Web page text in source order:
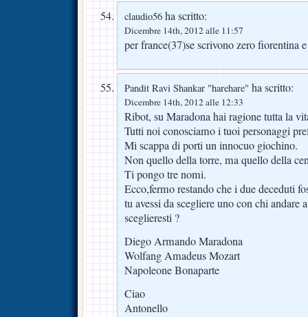
claudio56 ha scritto:
Dicembre 14th, 2012 alle 11:57
per france(37)se scrivono zero fiorentina
Pandit Ravi Shankar "harehare" ha scritto:
Dicembre 14th, 2012 alle 12:33
Ribot, su Maradona hai ragione tutta la
Tutti noi conosciamo i tuoi personaggi
Mi scappa di porti un innocuo giochino.
Non quello della torre, ma quello della
Ti pongo tre nomi.
Ecco,fermo restando che i due deceduti
tu avessi da scegliere uno con chi andare
sceglieresti ?
Diego Armando Maradona
Wolfang Amadeus Mozart
Napoleone Bonaparte
Ciao
Antonello